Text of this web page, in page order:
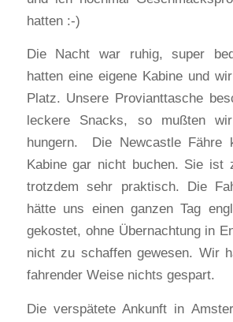
hatten :-)
Die Nacht war ruhig, super
hatten eine eigene Kabine und
Platz. Unsere Provianttasche
leckere Snacks, so mußten
hungern. Die Newcastle Fähre
Kabine gar nicht buchen. Sie ist
trotzdem sehr praktisch. Die
hätte uns einen ganzen Tag
gekostet, ohne Übernachtung in
nicht zu schaffen gewesen. Wir
fahrender Weise nichts gespart.
Die verspätete Ankunft in